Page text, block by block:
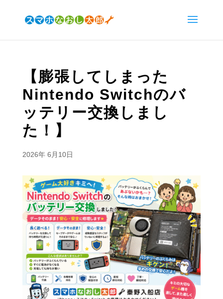
【膨張してしまった
Nintendo Switchのバ
ッテリー交換しまし
た！】
2026年 6月10日